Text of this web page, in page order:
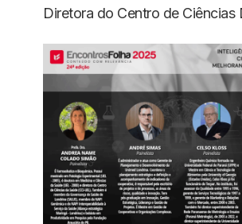
Diretora do Centro de Ciências